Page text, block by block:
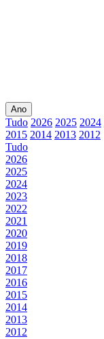
Ano
Tudo 2026 2025 2024
2015 2014 2013 2012
Tudo
2026
2025
2024
2023
2022
2021
2020
2019
2018
2017
2016
2015
2014
2013
2012